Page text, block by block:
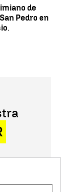
de
Pedro en
.